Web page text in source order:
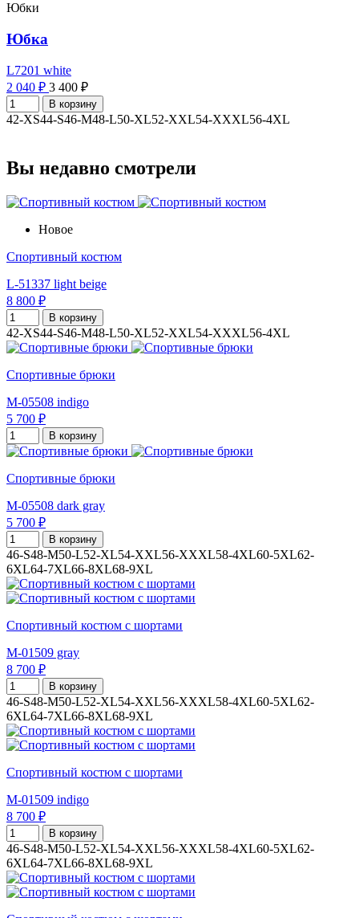
Юбки
Юбка
L7201 white
2 040 ₽ 3 400 ₽
В корзину
42-XS44-S46-M48-L50-XL52-XXL54-XXXL56-4XL
Вы недавно смотрели
Новое
Спортивный костюм
L-51337 light beige
8 800 ₽
В корзину
42-XS44-S46-M48-L50-XL52-XXL54-XXXL56-4XL
Спортивные брюки
M-05508 indigo
5 700 ₽
В корзину
Спортивные брюки
M-05508 dark gray
5 700 ₽
В корзину
46-S48-M50-L52-XL54-XXL56-XXXL58-4XL60-5XL62-
6XL64-7XL66-8XL68-9XL
Спортивный костюм с шортами
M-01509 gray
8 700 ₽
В корзину
46-S48-M50-L52-XL54-XXL56-XXXL58-4XL60-5XL62-
6XL64-7XL66-8XL68-9XL
Спортивный костюм с шортами
M-01509 indigo
8 700 ₽
В корзину
46-S48-M50-L52-XL54-XXL56-XXXL58-4XL60-5XL62-
6XL64-7XL66-8XL68-9XL